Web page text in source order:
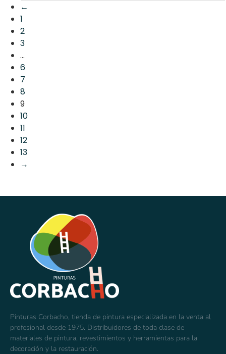
←
1
2
3
…
6
7
8
9
10
11
12
13
→
Pinturas Corbacho, tienda de pintura especializada en la venta al
profesional desde 1975. Distribuidores de toda clase de
materiales de pintura, revestimientos y herramientas para la
decoración y la restauración.